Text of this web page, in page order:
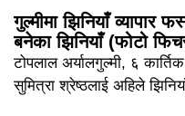
गुल्मीमा झिनियाँ व्यापार
बनेका झिनियाँ (फोटो
टोपलाल अर्यालगुल्मी, ६
सुमित्रा श्रेष्ठलाई अहिले